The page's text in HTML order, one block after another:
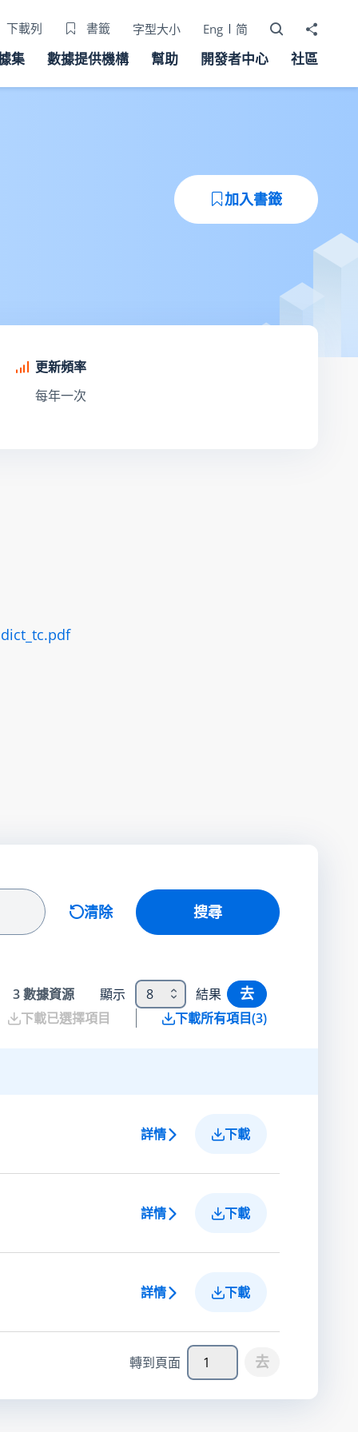
下載列 書籤 字型大小 Eng 简 打開搜尋器
分享至
集 數據提供機構 幫助 開發者中心 社區
加入書籤
更新頻率
每年一次
清除 搜尋
3數據資源 顯示 8 結果 去
下載已選擇項目 下載所有項目(3)
詳情 下載
詳情 下載
詳情 下載
轉到頁面 去